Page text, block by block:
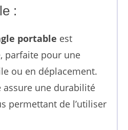
:
portable est
parfaite pour une
ou en déplacement.
une durabilité
permettant de l’utiliser